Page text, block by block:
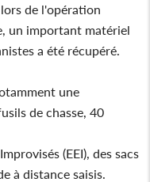
de l'opération
un important matériel
a été récupéré.
une
de chasse, 40
(EEI), des sacs
à distance saisis.